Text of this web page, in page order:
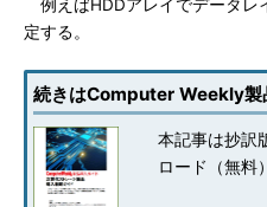
例えばHDDアレイでデータレ
定する。
続きはComputer Weekly製
本記事は抄訳
ロード（無料